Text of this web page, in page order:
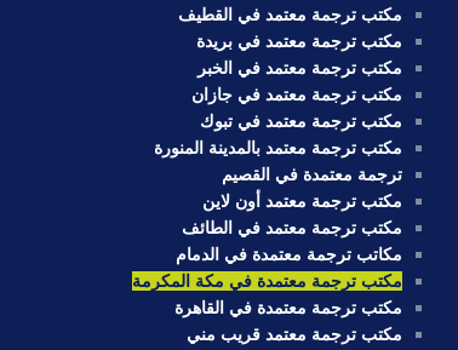
مكتب ترجمة معتمد في القطيف
مكتب ترجمة معتمد في بريدة
مكتب ترجمة معتمد في الخبر
مكتب ترجمة معتمد في جازان
مكتب ترجمة معتمد في تبوك
مكتب ترجمة معتمد بالمدينة المنورة
ترجمة معتمدة في القصيم
مكتب ترجمة معتمد أون لاين
مكتب ترجمة معتمد في الطائف
مكاتب ترجمة معتمدة في الدمام
مكتب ترجمة معتمدة في مكة المكرمة
مكتب ترجمة معتمدة في القاهرة
مكتب ترجمة معتمد قريب مني